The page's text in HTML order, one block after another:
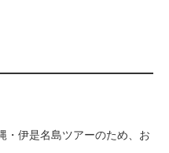
・伊是名島ツアーのため、お